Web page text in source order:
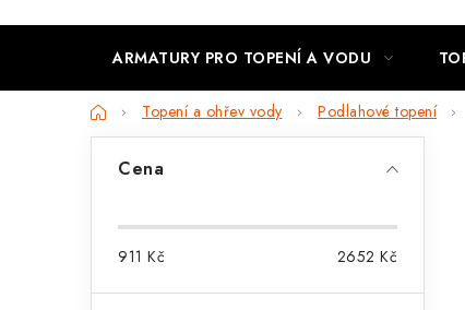
ARMATURY PRO TOPENÍ A VODU
DomůTopení a ohřev vody Podlahové topení
t
Cena
911 Kč 2652 Kč